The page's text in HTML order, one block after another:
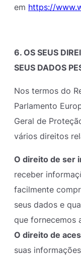
em https://
6. OS SEUS
SEUS DADOS
Nos termos do
Parlamento
Geral de
vários direitos
O direito de ser
receber
facilmente
seus dados e
que fornecemos
O direito de
suas